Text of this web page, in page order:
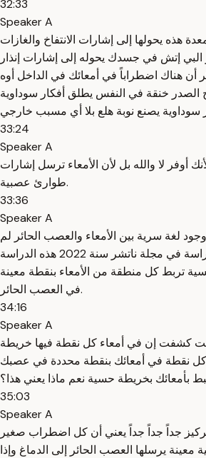
32:33
Speaker A
هذه يحولها إلى إشارات الانتفاخ والغازات
البي إتش في جسدك يحوله إلى إشارات إنذار
أن هناك اضطراباً في أمعائك في الداخل أوه
الصدر خنقة في النفس يطلق أفكار سوداوية
33:24
Speaker A
أوفر لا والله بل لأن الأمعاء ترسل إشارات
طوارئ عصبية.
33:36
Speaker A
لغة سرية بين الأمعاء والعصب الحائر لم
تكشف إلا مؤخراً ففي دراسة في مجلة ناتشر سنة 2022 هذه الدراسة
تربط كل منطقة من الأمعاء بنقطة معينة
في العصب الحائر.
34:16
Speaker A
كشفت إن في أمعاء كل نقطة فيها خريطة
نقطة في أمعائك بنقطة محددة في عصبك
بأمعائك بخريطة حسية نعم ماذا يعني هذا؟
35:03
Speaker A
جداً جداً جداً يعني أن كل اضطراب صغير
معينة يرسلها العصب الحائر إلى الدماغ وإذا